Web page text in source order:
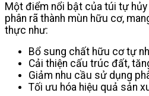
Một điểm nổi bật của túi tự
phân rã thành mùn hữu cơ,
thực như:
Bổ sung chất hữu cơ tự
Cải thiện cấu trúc đất,
Giảm nhu cầu sử dụng
Tối ưu hóa hiệu quả sản